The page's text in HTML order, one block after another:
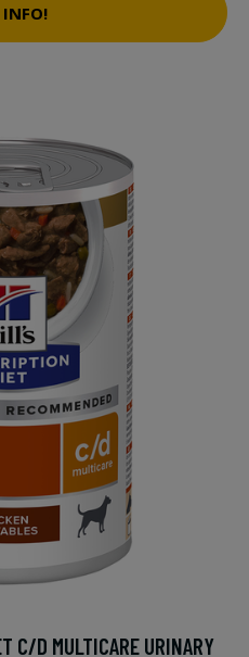
INFO!
C/D MULTICARE URINARY